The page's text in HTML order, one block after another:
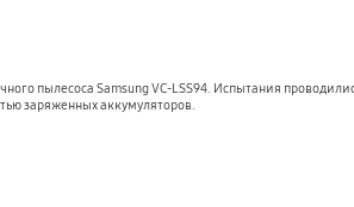
пылесоса Samsung VC-LSS94. Испытания
заряженных аккумуляторов.